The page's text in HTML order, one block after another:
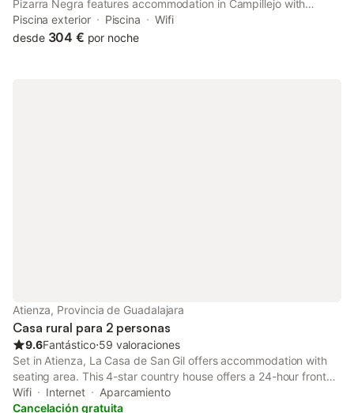
Pizarra Negra features accommodation in Campillejo with
access to a garden, barbecue facilities, as well as a shared
kitchen. This property offers access to a patio and free private
Piscina exterior Piscina
Wifi
desde 304 € por noche
Atienza, Provincia de Guadalajara
Casa rural para 2 personas
9.6Fantástico⋅59 valoraciones
Set in Atienza, La Casa de San Gil offers accommodation with
seating area. This 4-star country house offers a 24-hour front
desk and luggage storage space. Boasting family rooms, this
property also provides guests with an outdoor fireplace.
Wifi Internet
Aparcamiento
Cancelación gratuita